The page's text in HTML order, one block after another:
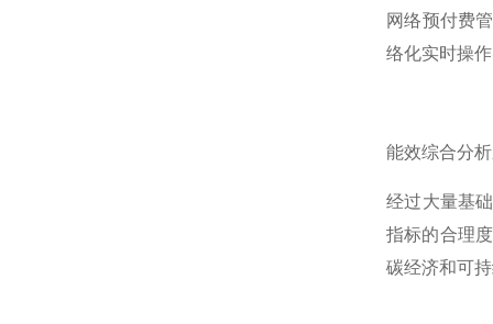
网络预付费
络化实时操
能效综合分
经过大量基
指标的合理
碳经济和可